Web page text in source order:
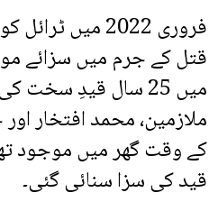
فروری 2022 میں
قتل کے جرم میں سزائے
میں 25 سال قیدِ
ملازمین، محمد افتخار
قید کی سزا سنائی گئی۔